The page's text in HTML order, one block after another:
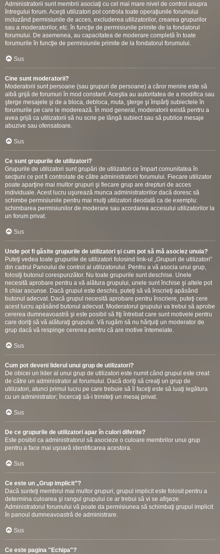
Administratorii sunt membrii asociaţi cu cel mai mare nivel de control asupra
întregului forum. Aceşti utilizatori pot controla toate operaţiunile forumului
incluzând permisiunile de acces, excluderea utilizatorilor, crearea grupurilor
sau a moderatorilor, etc. în funcţie de permisiunile primite de la fondatorul
forumului. De asemenea, au capacitatea de moderare completă în toate
forumurile în funcţie de permisiunile primite de la fondatorul forumului.
Sus
Cine sunt moderatorii?
Moderatorii sunt persoane (sau grupuri de persoane) a căror menire este să
aibă grijă de forumuri în mod constant. Aceştia au autoritatea de a modifica sau
şterge mesajele şi de a bloca, debloca, muta, şterge şi împărţi subiectele în
forumurile pe care le moderează. În mod general, moderatorii există pentru a
avea grijă ca utilizatorii să nu scrie pe lângă subiect sau să publice mesaje
abuzive sau ofensatoare.
Sus
Ce sunt grupurile de utilizatori?
Grupurile de utilizatori sunt grupări de utilizatori ce împart comunitatea în
secţiuni ce pot fi controlate de către administratorii forumului. Fiecare utilizator
poate aparţine mai multor grupuri şi fiecare grup are drepturi de acces
individuale. Acest lucru uşurează munca administratorilor dacă doresc să
schimbe permisiunile pentru mai mulţi utilizatori deodată ca de exemplu:
schimbarea permisiunilor de moderare sau acordarea accesului utilizatorilor la
un forum privat.
Sus
Unde pot fi găsite grupurile de utilizatori şi cum pot să mă asociez unuia?
Puteţi vedea toate grupurile de utilizatori folosind link-ul „Grupuri de utilizatori”
din cadrul Panoului de control al utilizatorului. Pentru a vă asocia unui grup,
folosiţi butonul corespunzător. Nu toate grupurile sunt deschise. Unele
necesită aprobare pentru a vă alătura grupului, unele sunt închise şi altele pot
fi chiar ascunse. Dacă grupul este deschis, puteţi să vă înscrieţi apăsând
butonul adecvat. Dacă grupul necesită aprobare pentru înscriere, puteţi cere
acest lucru apăsând butonul adecvat. Moderatorul grupului va trebui să aprobe
cererea dumneavoastră şi este posibil să fiţi întrebat care sunt motivele pentru
care doriţi să vă alăturaţi grupului. Vă rugăm să nu hărţuiţi un moderator de
grup dacă vă respinge cererea pentru că are motive întemeiate.
Sus
Cum pot deveni liderul unui grup de utilizatori?
De obicei un lider al unui grup de utilizatori este numit când grupul este creat
de către un administrator al forumului. Dacă doriţi să creaţi un grup de
utilizatori, atunci primul lucru pe care trebuie să îl faceţi este să luaţi legătura
cu un administrator; încercaţi să-i trimiteţi un mesaj privat.
Sus
De ce grupurile de utilizatori apar în culori diferite?
Este posibil ca administratorul să asocieze o culoare membrilor unui grup
pentru a face mai uşoară identificarea acestora.
Sus
Ce este un „Grup implicit”?
Dacă sunteţi membrul mai multor grupuri, grupul implicit este folosit pentru a
determina culoarea şi rangul grupului ce ar trebui să vi se afişeze.
Administratorul forumului vă poate da permisiunea să schimbaţi grupul implicit
în panoul dumneavoastră de administrare.
Sus
Ce este pagina "Echipa"?